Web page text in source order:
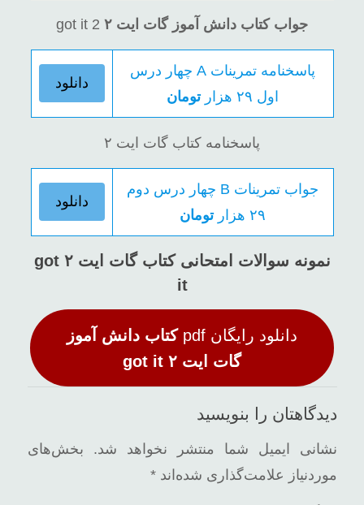
جواب کتاب دانش آموز گات ایت ۲ got it 2
پاسخنامه تمرینات A چهار درس
اول ۲۹ هزار تومان
دانلود
پاسخنامه کتاب گات ایت ۲
جواب تمرینات B
چهار درس دوم
۲۹ هزار
تومان
دانلود
نمونه سوالات امتحانی کتابگات ایت ۲
got
it
دانلود رایگان pdf
کتاب دانش آموز
گات ایت ۲
got it
دیدگاهتان را بنویسید
نشانی ایمیل شما منتشر نخواهد شد.
بخش‌های
موردنیاز علامت‌گذاری شده‌اند*